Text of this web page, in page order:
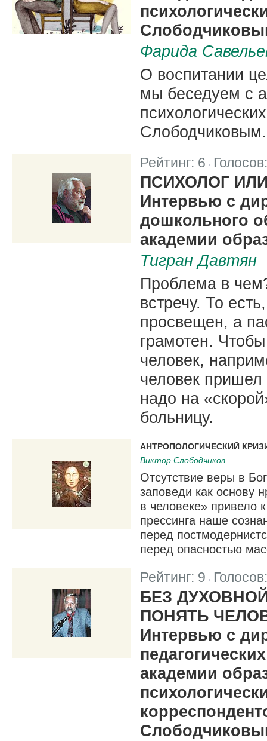
Фарида
О воспитании
мы беседуем с
Слободчиковым.
Рейтинг: 6
ПСИХОЛОГ
Интервью с
дошкольного
академии
Тигран Давтян
Проблема в
встречу. То
просвещен, а
грамотен.
человек,
человек
надо на
больницу.
АНТРОПОЛОГИЧЕСКИЙ
Виктор Слободчиков
Отсутствие веры в
заповеди как основу
в человеке» привело
прессинга наше
перед
перед опасностью
Рейтинг: 9
БЕЗ
ПОНЯТЬ
Интервью с
академии